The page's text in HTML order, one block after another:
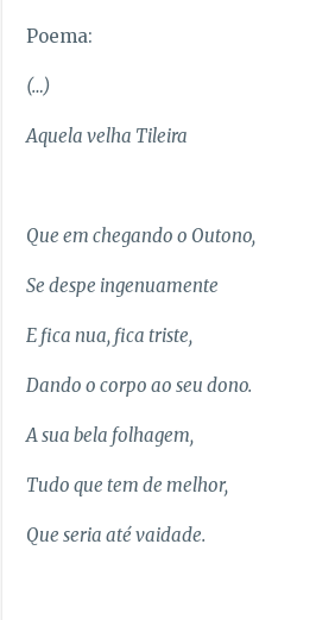
Poema:
(…)
Aquela velha Tileira
Que em chegando o Outono,
Se despe ingenuamente
E fica nua, fica triste,
Dando o corpo ao seu dono.
A sua bela folhagem,
Tudo que tem de melhor,
Que seria até vaidade.